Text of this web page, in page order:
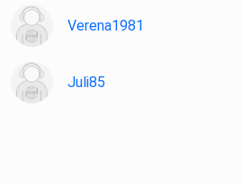
Verena1981
Juli85